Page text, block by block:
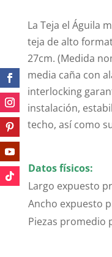
La Teja el Águila
teja de alto
27cm. (Medida
media caña con
interlocking
instalación,
techo, así como
Datos físicos:
Largo expuesto
Ancho expuesto
Piezas promedio